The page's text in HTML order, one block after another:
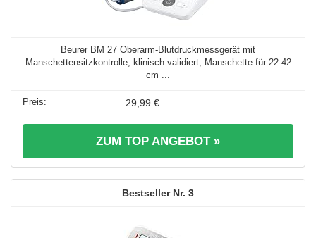
Beurer BM 27 Oberarm-Blutdruckmessgerät mit
Manschettensitzkontrolle, klinisch validiert, Manschette für 22-42
cm ...
29,99 €
ZUM TOP ANGEBOT »
3